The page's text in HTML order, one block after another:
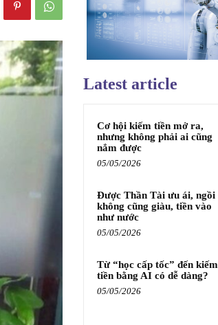
Latest article
Cơ hội kiếm tiền mở ra,
nhưng không phải ai cũng
nắm được
05/05/2026
Được Thần Tài ưu ái, ngồi
không cũng giàu, tiền vào
như nước
05/05/2026
Từ “học cấp tốc” đến kiếm
tiền bằng AI có dễ dàng?
05/05/2026